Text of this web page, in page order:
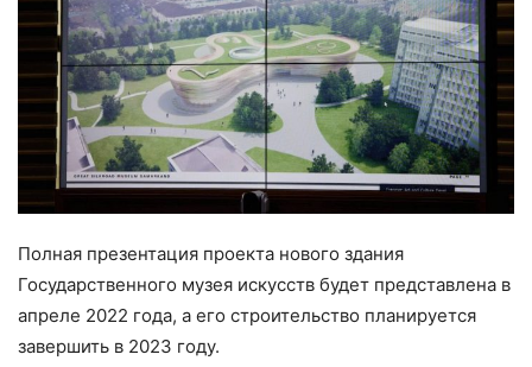
Полная презентация проекта нового здания
Государственного музея искусств будет представлена в
апреле 2022 года, а его строительство планируется
завершить в 2023 году.